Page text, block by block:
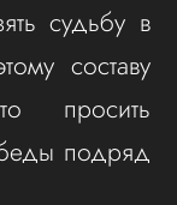
судьбу в
составу
просить
подряд